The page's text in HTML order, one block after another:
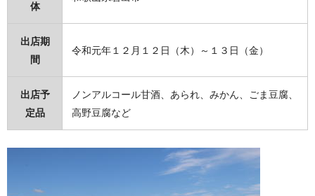
体
出店期
間
令和元年１２月１２日（木）～１３日（金）
出店予
定品
ノンアルコール甘酒、あられ、みかん、ごま豆腐、
高野豆腐など